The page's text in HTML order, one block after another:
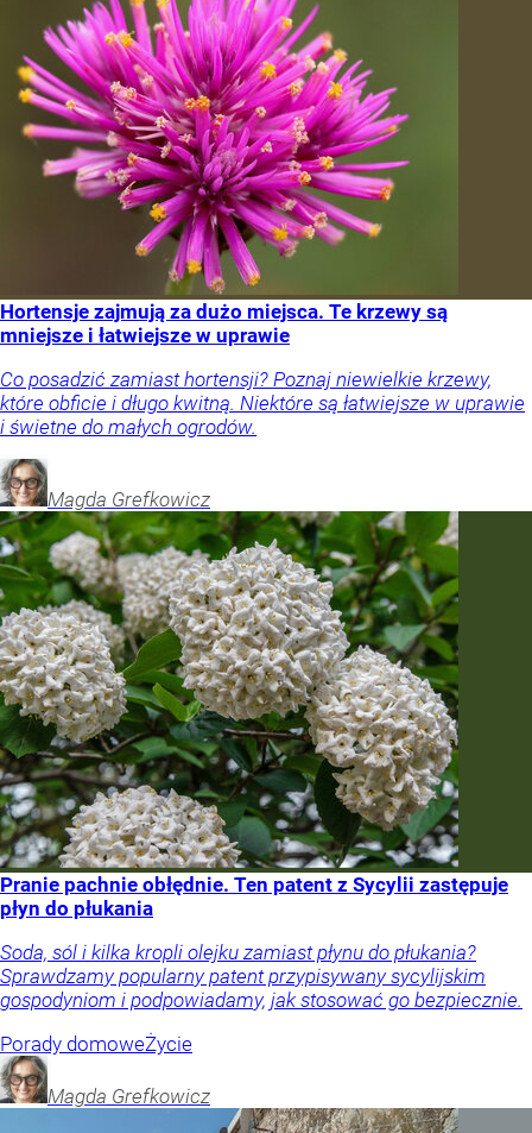
Hortensje zajmują za dużo miejsca. Te krzewy są
mniejsze i łatwiejsze w uprawie
Co posadzić zamiast hortensji? Poznaj niewielkie krzewy,
które obficie i długo kwitną. Niektóre są łatwiejsze w uprawie
i świetne do małych ogrodów.
Magda Grefkowicz
Pranie pachnie obłędnie. Ten patent z Sycylii zastępuje
płyn do płukania
Soda, sól i kilka kropli olejku zamiast płynu do płukania?
Sprawdzamy popularny patent przypisywany sycylijskim
gospodyniom i podpowiadamy, jak stosować go bezpiecznie.
Porady domoweŻycie
Magda Grefkowicz